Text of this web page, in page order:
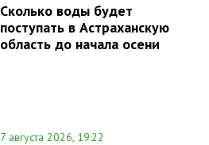
Сколько воды будет
поступать в Астраханскую
область до начала осени
7 августа 2026, 19:22